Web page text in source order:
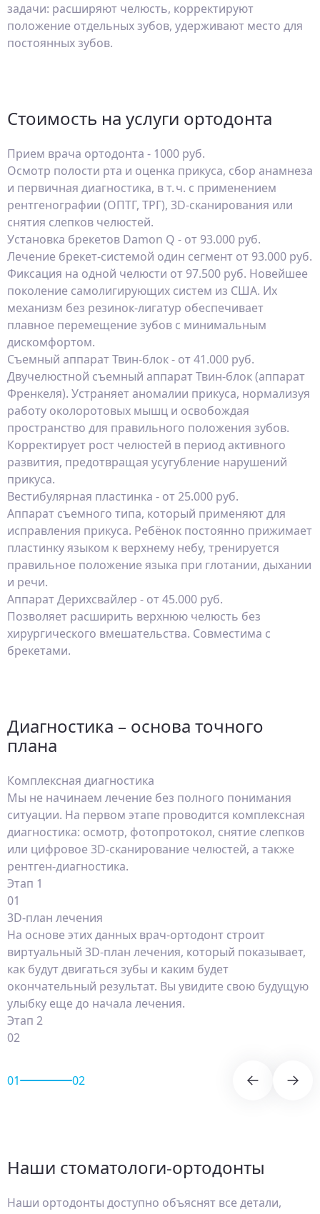
задачи: расширяют челюсть, корректируют
положение отдельных зубов, удерживают место для
постоянных зубов.
Стоимость на услуги ортодонта
Прием врача ортодонта - 1000 руб.
Осмотр полости рта и оценка прикуса, сбор анамнеза
и первичная диагностика, в т. ч. с применением
рентгенографии (ОПТГ, ТРГ), 3D‑сканирования или
снятия слепков челюстей.
Установка брекетов Damon Q - от 93.000 руб.
Лечение брекет-системой один сегмент от 93.000 руб.
Фиксация на одной челюсти от 97.500 руб. Новейшее
поколение самолигирующих систем из США. Их
механизм без резинок‑лигатур обеспечивает
плавное перемещение зубов с минимальным
дискомфортом.
Съемный аппарат Твин-блок - от 41.000 руб.
Двучелюстной съемный аппарат Твин-блок (аппарат
Френкеля). Устраняет аномалии прикуса, нормализуя
работу околоротовых мышц и освобождая
пространство для правильного положения зубов.
Корректирует рост челюстей в период активного
развития, предотвращая усугубление нарушений
прикуса.
Вестибулярная пластинка - от 25.000 руб.
Аппарат съемного типа, который применяют для
исправления прикуса. Ребёнок постоянно прижимает
пластинку языком к верхнему небу, тренируется
правильное положение языка при глотании, дыхании
и речи.
Аппарат Дерихсвайлер - от 45.000 руб.
Позволяет расширить верхнюю челюсть без
хирургического вмешательства. Совместима с
брекетами.
Диагностика – основа точного
плана
Комплексная диагностика
Мы не начинаем лечение без полного понимания
ситуации. На первом этапе проводится комплексная
диагностика: осмотр, фотопротокол, снятие слепков
или цифровое 3D-сканирование челюстей, а также
рентген-диагностика.
Этап 1
01
3D-план лечения
На основе этих данных врач-ортодонт строит
виртуальный 3D-план лечения, который показывает,
как будут двигаться зубы и каким будет
окончательный результат. Вы увидите свою будущую
улыбку еще до начала лечения.
Этап 2
02
01 02
Наши стоматологи-ортодонты
Наши ортодонты доступно объяснят все детали,